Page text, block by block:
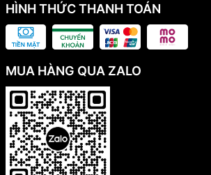
HÌNH THỨC THANH TOÁN
MUA HÀNG QUA ZALO